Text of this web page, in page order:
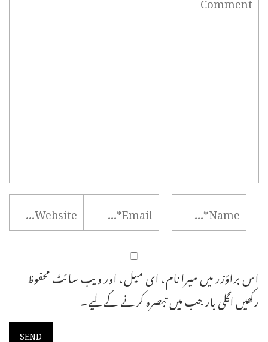
اس براؤزر میں میرا نام، ای میل، اور ویب سائٹ محفوظ
رکھیں اگلی بار جب میں تبصرہ کرنے کےلیے۔